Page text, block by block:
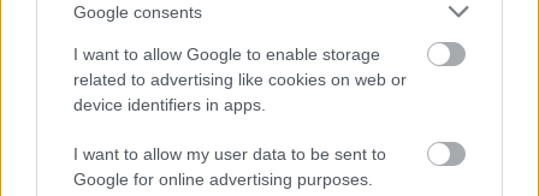
Google consents
I want to allow Google to enable storage
related to advertising like cookies on web or
device identifiers in apps.
I want to allow my user data to be sent to
Google for online advertising purposes.
Leeds UnitedvsManchester United
AC MilanvsManchester United2026-08-15 18:00
ELŐZŐ MÉRKŐZÉSEK